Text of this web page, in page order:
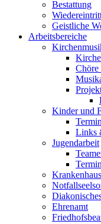
Bestattung
Geistliche
Arbeitsbereiche
Chöre
Kinder und
Links
Jugendarbeit
Ehrenamt